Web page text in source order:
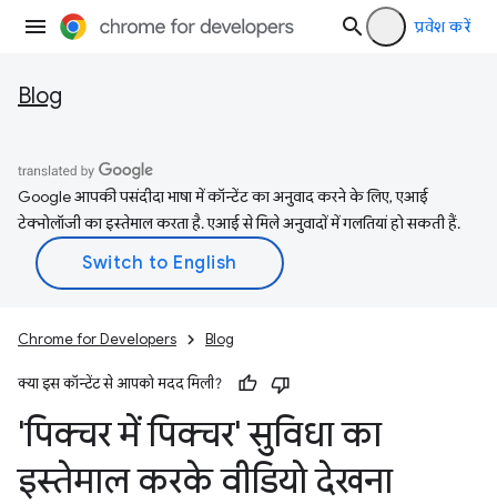
प्रवेश करें
Blog
Google आपकी पसंदीदा भाषा में कॉन्टेंट का अनुवाद करने के लिए, एआई
टेक्नोलॉजी का इस्तेमाल करता है. एआई से मिले अनुवादों में गलतियां हो सकती हैं.
Chrome for Developers Blog
क्या इस कॉन्टेंट से आपको मदद मिली?
'पिक्चर में पिक्चर' सुविधा का
इस्तेमाल करके वीडियो देखना